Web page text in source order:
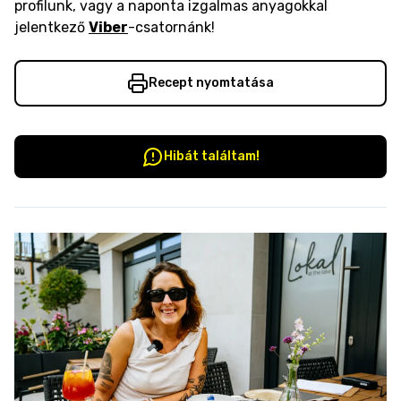
profilunk, vagy a naponta izgalmas anyagokkal
jelentkező Viber-csatornánk!
Recept nyomtatása
Hibát találtam!